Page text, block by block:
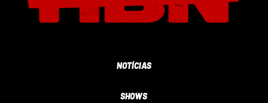
NOTÍCIAS
SHOWS